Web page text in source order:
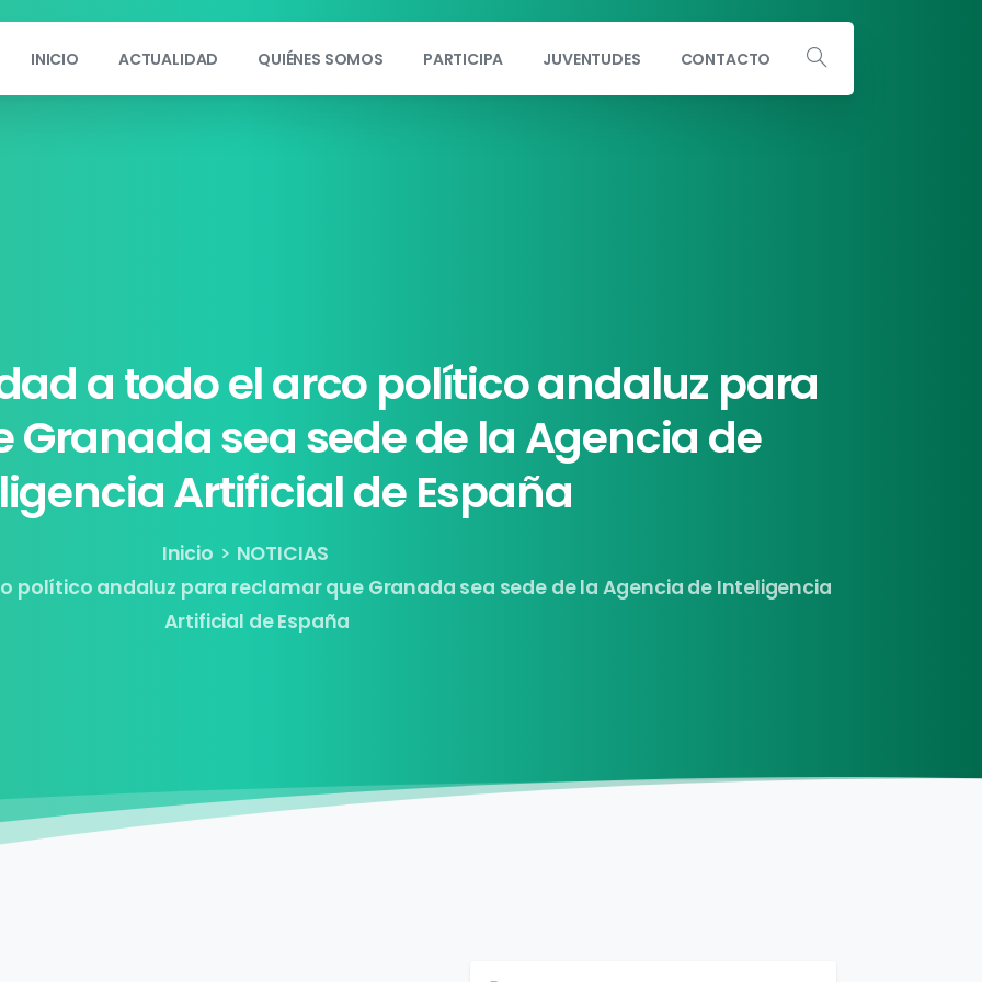
INICIO ACTUALIDAD QUIÉNES SOMOS PARTICIPA JUVENTUDES CONTACTO
atodoelarcopolíticoandaluz para
GranadaseasededelaAgenciade
Artificialde España
Inicio
NOTICIAS
político andaluz para reclamar que Granada sea sede de la Agencia de Inteligencia
Artificial de España